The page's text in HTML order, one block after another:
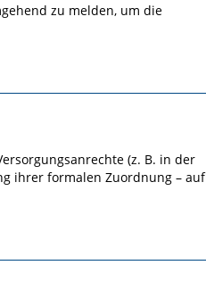
zu melden, um die
(z. B. in der
ihrer formalen Zuordnung – auf